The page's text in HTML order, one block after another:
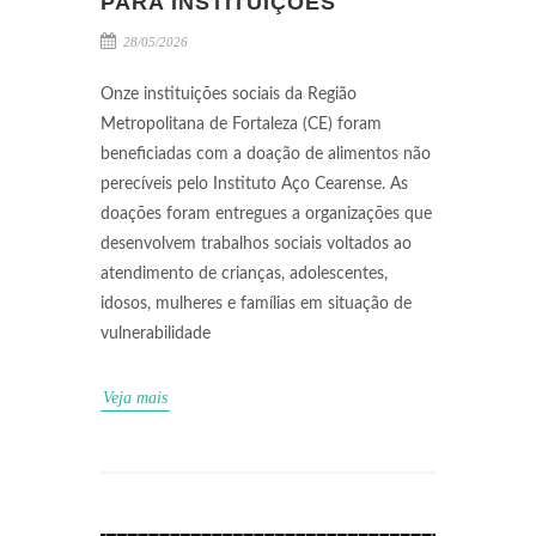
28/05/2026
Onze instituições sociais da Região
Metropolitana de Fortaleza (CE) foram
beneficiadas com a doação de alimentos não
perecíveis pelo Instituto Aço Cearense. As
doações foram entregues a organizações que
desenvolvem trabalhos sociais voltados ao
atendimento de crianças, adolescentes,
idosos, mulheres e famílias em situação de
vulnerabilidade
Veja mais